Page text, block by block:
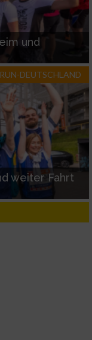
und
RUN-DEUTSCHLAND
weiter Fahrt